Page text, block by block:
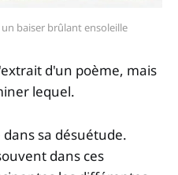
baiser brûlant ensoleille
d'un poème, mais
lequel.
sa désuétude.
dans ces